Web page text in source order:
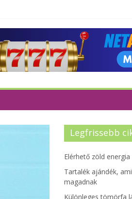
szempontjainak erősítése
Legfrissebb
Elérhető zöld
Tartalék ajándék,
magadnak
Különleges tömörfa